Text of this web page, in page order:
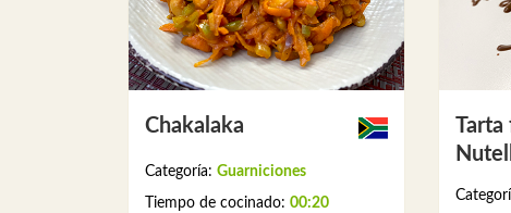
Chakalaka
Categoría: Guarniciones
Tiempo de cocinado: 00:20
Tarta